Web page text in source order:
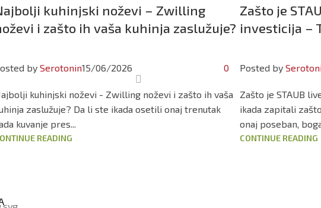
kuhinjski noževi – Zwilling
i zašto ih vaša kuhinja zaslužuje?
by Serotonin15/06/2026 0
kuhinjski noževi - Zwilling noževi i zašto ih vaša
zaslužuje? Da li ste ikada osetili onaj trenutak
kuvanje pres...
READING
Zašto je
investicija –
Posted by
Zašto je STAUB
ikada zapitali
onaj poseban,
CONTINUE READING